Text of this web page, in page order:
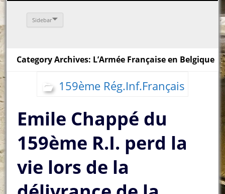
Sidebar
Category Archives: L’Armée Française en Belgique
159ème Rég.Inf.Français
Emile Chappé du
159ème R.I. perd la
vie lors de la